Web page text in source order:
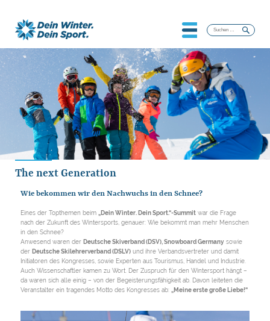
Suchen
nach:
The next Generation
Wie bekommen wir den Nachwuchs in den Schnee?
Eines der Topthemen beim „Dein Winter. Dein Sport.“-Summit war die Frage
nach der Zukunft des Wintersports, genauer: Wie bekommt man mehr Menschen
in den Schnee?
Anwesend waren der Deutsche Skiverband (DSV), Snowboard Germany sowie
der Deutsche Skilehrerverband (DSLV) und ihre Verbandsvertreter und damit
Initiatoren des Kongresses, sowie Experten aus Tourismus, Handel und Industrie.
Auch Wissenschaftler kamen zu Wort. Der Zuspruch für den Wintersport hängt –
da waren sich alle einig – von der Begeisterungsfähigkeit ab. Davon leiteten die
Veranstalter ein tragendes Motto des Kongresses ab: „Meine erste große Liebe!“